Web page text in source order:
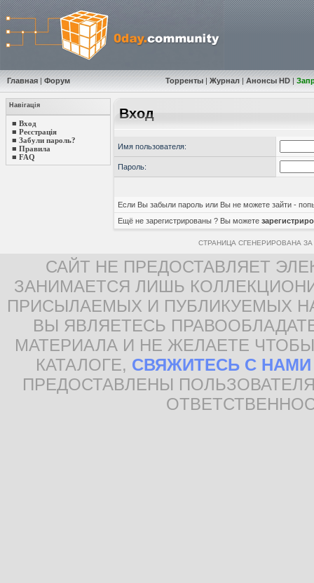
Главная | Форум Торренты |Журнал |Анонсы HD |
Навігація
■ Вход
■ Реєстрація
■ Забули пароль?
■ Правила
■ FAQ
Вход
Имя пользователя:
Пароль:
Если Вы забыли пароль или Вы не можете зайти -
Ещё не зарегистрированы ? Вы можете
СТРАНИЦА СГЕНЕРИРОВАНА
САЙТ НЕ ПРЕДОСТАВЛЯЕТ
ЗАНИМАЕТСЯ ЛИШЬ
ПРИСЫЛАЕМЫХ И ПУБЛИКУЕМЫХ
ВЫ ЯВЛЯЕТЕСЬ
МАТЕРИАЛА И НЕ ЖЕЛАЕТЕ
КАТАЛОГЕ, СВЯЖИТЕСЬ С НАМИ
ПРЕДОСТАВЛЕНЫ